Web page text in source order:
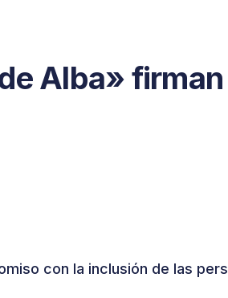
Alba»
con la inclusión de las